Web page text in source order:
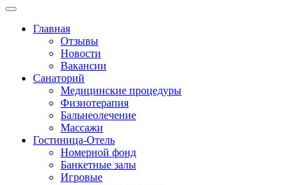
Главная
Отзывы
Новости
Вакансии
Санаторий
Медицинские процедуры
Физиотерапия
Бальнеолечение
Массажи
Гостиница-Отель
Номерной фонд
Банкетные залы
Игровые